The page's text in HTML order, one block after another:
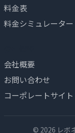
料金表
料金シミュレーター
会社概要
お問い合わせ
コーポレートサイト
© 2026 レボ